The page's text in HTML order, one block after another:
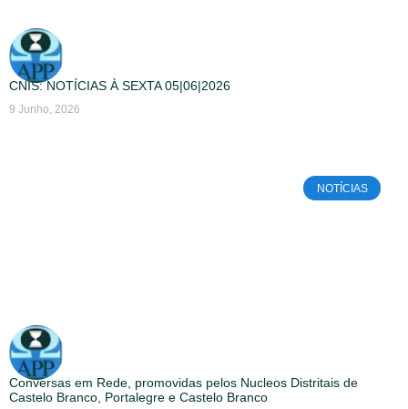
CNIS: NOTÍCIAS À SEXTA 05|06|2026
9 Junho, 2026
NOTÍCIAS
Conversas em Rede, promovidas pelos Nucleos Distritais de
Castelo Branco, Portalegre e Castelo Branco